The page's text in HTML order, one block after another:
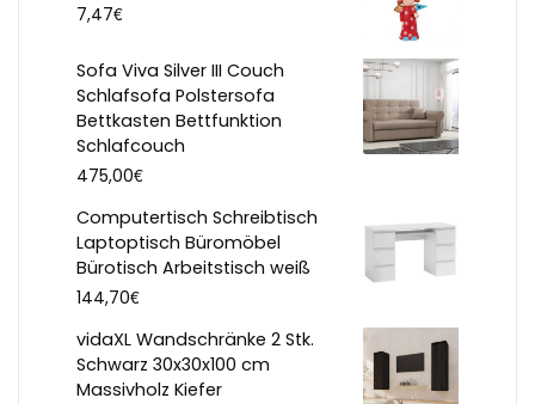
7,47€
Sofa Viva Silver III Couch
Schlafsofa Polstersofa
Bettkasten Bettfunktion
Schlafcouch
475,00€
Computertisch Schreibtisch
Laptoptisch Büromöbel
Bürotisch Arbeitstisch weiß
144,70€
vidaXL Wandschränke 2 Stk.
Schwarz 30x30x100 cm
Massivholz Kiefer